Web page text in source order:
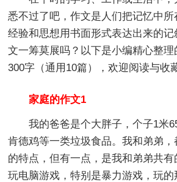
悉不过了吧，作文是人们把记忆中所
经验和思想用书面形式表达出来的
文一筹莫展吗？以下是小编精心整
300字（通用10篇），欢迎阅读与收
家庭的作文1
我的爸爸是个大胖子，个子1米
肯德鸡等一类垃圾食品。我和弟弟
的特点，但有一点，是我和弟弟共
玩电脑游戏，特别是暴力游戏，玩的